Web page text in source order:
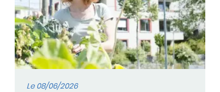
Le 08/06/2026